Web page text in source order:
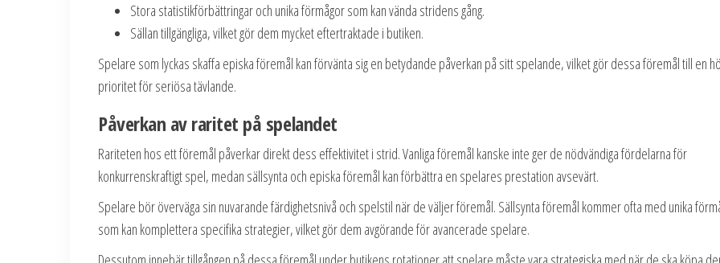
Stora statistikförbättringar och unika förmågor som kan vända stridens gång.
Sällan tillgängliga, vilket gör dem mycket eftertraktade i butiken.
Spelare som lyckas skaffa episka föremål kan förvänta sig en betydande påverkan på sitt spelande, vilket gör dessa föremål till en
prioritet för seriösa tävlande.
Påverkan av raritet på spelandet
Rariteten hos ett föremål påverkar direkt dess effektivitet i strid. Vanliga föremål kanske inte ger de nödvändiga fördelarna för
konkurrenskraftigt spel, medan sällsynta och episka föremål kan förbättra en spelares prestation avsevärt.
Spelare bör överväga sin nuvarande färdighetsnivå och spelstil när de väljer föremål. Sällsynta föremål kommer ofta med unika
som kan komplettera specifika strategier, vilket gör dem avgörande för avancerade spelare.